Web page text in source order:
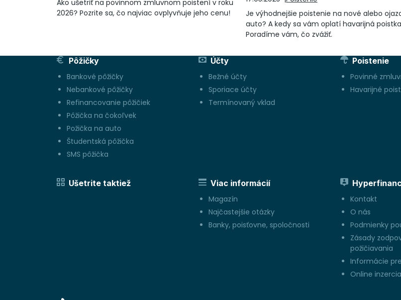
Ako ušetriť na povinnom zmluvnom poistení v roku
2026? Pozrite sa, čo najviac ovplyvňuje jeho cenu!
Je výhodnejšie poistenie na nové alebo
auto? A kedy sa vám oplatí havarijná
Poradíme vám, čo zvážiť.
Pôžičky
Bankové pôžičky
Nebankové pôžičky
Refinancovanie pôžičiek
Pôžička na čokoľvek
Požička na auto
Študentská pôžička
SMS pôžička
Účty
Bežné účty
Sporiace účty
Termínovaný vklad
Poistenie
Povinné
Havarijné
Ušetrite taktiež
Viac informácií
Magazín
Najčastejšie otázky
Banky, poisťovne, spoločnosti
Kontakt
O nás
Podmienky
Zásady
požičiavania
Informácie
Online inzercia